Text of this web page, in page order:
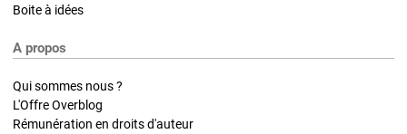
Boite à idées
A propos
Qui sommes nous ?
L'Offre Overblog
Rémunération en droits d'auteur